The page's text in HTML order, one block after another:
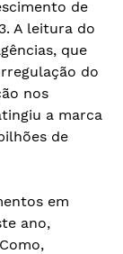
de
A leitura do
que
do
nos
a marca
de
em
ano,